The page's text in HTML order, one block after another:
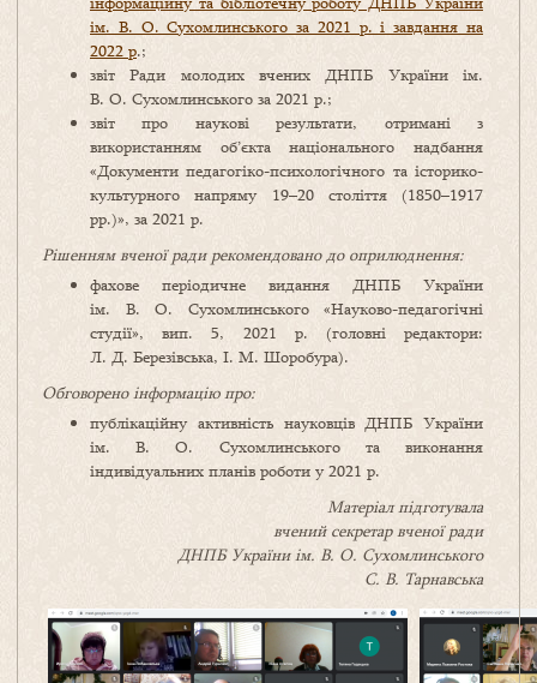
ім. В. О. Сухомлинського за 2021 р. і завдання на
2022 р.;
звіт Ради молодих вчених ДНПБ України ім.
В. О. Сухомлинського за 2021 р.;
звіт про наукові результати, отримані з
використанням об’єкта національного надбання
«Документи педагогіко-психологічного та історико-
культурного напряму 19–20 століття (1850–1917
рр.)», за 2021 р.
Рішенням вченої ради рекомендовано до оприлюднення:
фахове періодичне видання ДНПБ України
ім. В. О. Сухомлинського «Науково-педагогічні
студії», вип. 5, 2021 р. (головні редактори:
Л. Д. Березівська, І. М. Шоробура).
Обговорено інформацію про:
публікаційну активність науковців ДНПБ України
ім. В. О. Сухомлинського та виконання
індивідуальних планів роботи у 2021 р.
Матеріал підготувала
вчений секретар вченої ради
ДНПБ України ім. В. О. Сухомлинського
С. В. Тарнавська